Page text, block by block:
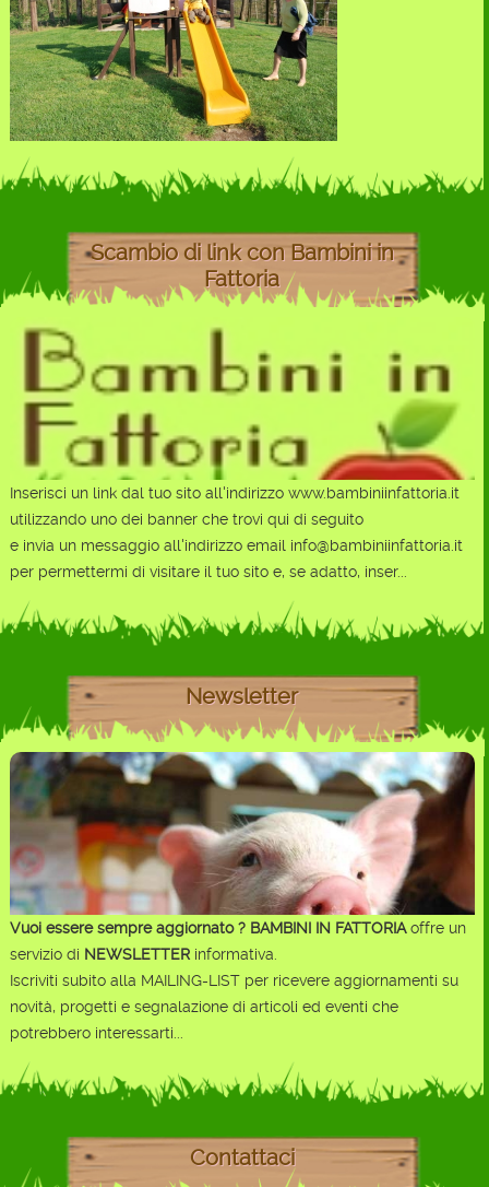
Scambio di link con Bambini in
Fattoria
Inserisci un link dal tuo sito all'indirizzo www.bambiniinfattoria.it
utilizzando uno dei banner che trovi qui di seguito
e invia un messaggio all'indirizzo email info@bambiniinfattoria.it
per permettermi di visitare il tuo sito e, se adatto, inser...
Newsletter
Vuoi essere sempre aggiornato ? BAMBINI IN FATTORIAoffre un
servizio di NEWSLETTERinformativa.
Iscriviti subito alla MAILING-LIST per ricevere aggiornamenti su
novità, progetti e segnalazione di articoli ed eventi che
potrebbero interessarti...
Contattaci